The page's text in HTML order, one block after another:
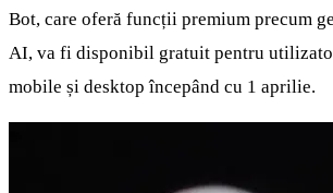
Bot, care oferă funcții premium precum
AI, va fi disponibil gratuit pentru
mobile și desktop începând cu 1 aprilie.